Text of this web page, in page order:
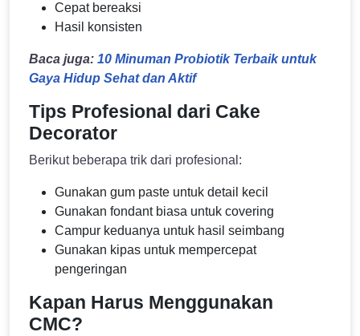
Cepat bereaksi
Hasil konsisten
Baca juga: 10 Minuman Probiotik Terbaik untuk
Gaya Hidup Sehat dan Aktif
Tips Profesional dari Cake
Decorator
Berikut beberapa trik dari profesional:
Gunakan gum paste untuk detail kecil
Gunakan fondant biasa untuk covering
Campur keduanya untuk hasil seimbang
Gunakan kipas untuk mempercepat
pengeringan
Kapan Harus Menggunakan
CMC?